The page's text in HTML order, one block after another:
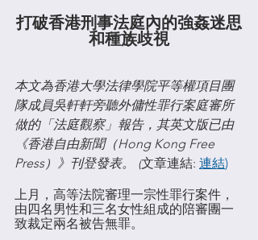
打破香港刑事法庭內的強姦迷思
和種族歧視
本文為香港大學法律學院平等權項目團
隊成員吳軒軒旁聽外傭性罪行案庭審所
做的「法庭觀察」報告，其英文版已由
《香港自由新聞（Hong Kong Free
Press）》刊登發表。 (文章連結: 連結)
上月，高等法院審理一宗性罪行案件，
由四名男性和三名女性組成的陪審團一
致裁定兩名被告無罪。